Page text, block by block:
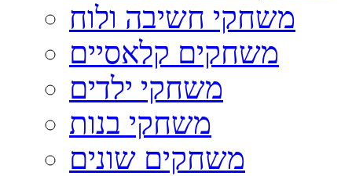
משחקי חשיבה ולוח
משחקים קלאסיים
משחקי ילדים
משחקי בנות
משחקים שונים